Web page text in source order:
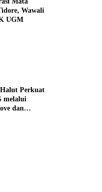
Wawali
UGM
Perkuat
melalui
dan